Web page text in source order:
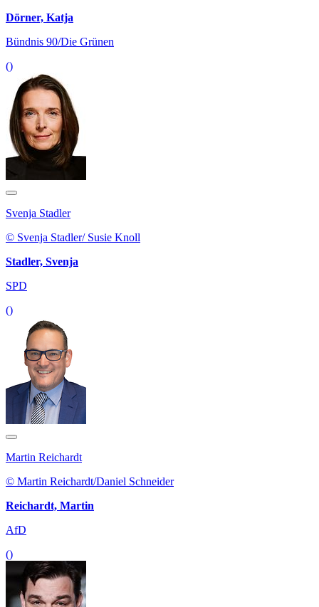
Dörner, Katja
Bündnis 90/Die Grünen
()
Svenja Stadler
© Svenja Stadler/ Susie Knoll
Stadler, Svenja
SPD
()
Martin Reichardt
© Martin Reichardt/Daniel Schneider
Reichardt, Martin
AfD
()